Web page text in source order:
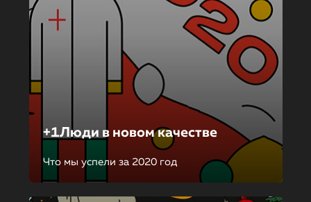
+1Люди в новом качестве
Что мы успели за 2020 год